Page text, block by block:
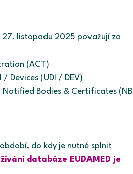
27. listopadu 2025 považují za
(ACT)
/ Devices (UDI / DEV)
Notified Bodies & Certificates (NB
do kdy je nutné splnit
databáze EUDAMED je